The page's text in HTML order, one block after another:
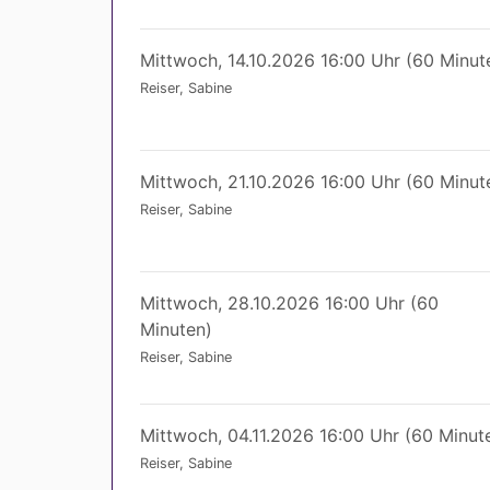
Mittwoch, 14.10.2026 16:00 Uhr (60
Reiser, Sabine
Mittwoch, 21.10.2026 16:00 Uhr (60
Reiser, Sabine
Mittwoch, 28.10.2026 16:00 Uhr (60
Minuten)
Reiser, Sabine
Mittwoch, 04.11.2026 16:00 Uhr (60
Reiser, Sabine